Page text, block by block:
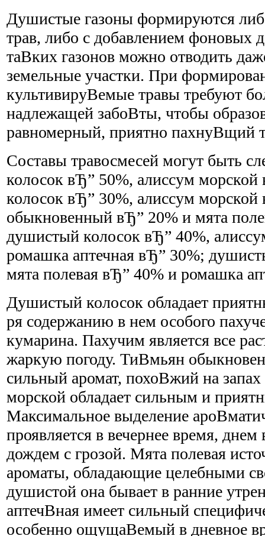
Душистые газоны формируются
трав, либо с добавлением фоновых
таВ­ких газонов можно отводить
земельные участки. При
культивируВ­емые травы требуют
надлежащей забоВ­ты, чтобы
равномерный, приятно пахнуВ­щий
Составы травосмесей могут быть
колосок вЂ” 50%, алиссум
колосок вЂ” 30%, алиссум
обыкновенный вЂ” 20% и мята
душистый колосок вЂ” 40%,
ромашка аптечная вЂ” 30%;
мята полевая вЂ” 40% и ромашка
Душистый колосок обладает
ря содержанию в нем особого
кумарина. Пахучим является все
жаркую погоду. ТиВ­мьян
сильный аромат, похоВ­жий на
морской обладает сильным и
Максимальное выделение
проявляется в вечернее время,
дождем с грозой. Мята полевая
ароматы, обладающие целебными
душистой она бывает в ранние
аптечВ­ная имеет сильный
особенно ощущаВ­емый в дневное